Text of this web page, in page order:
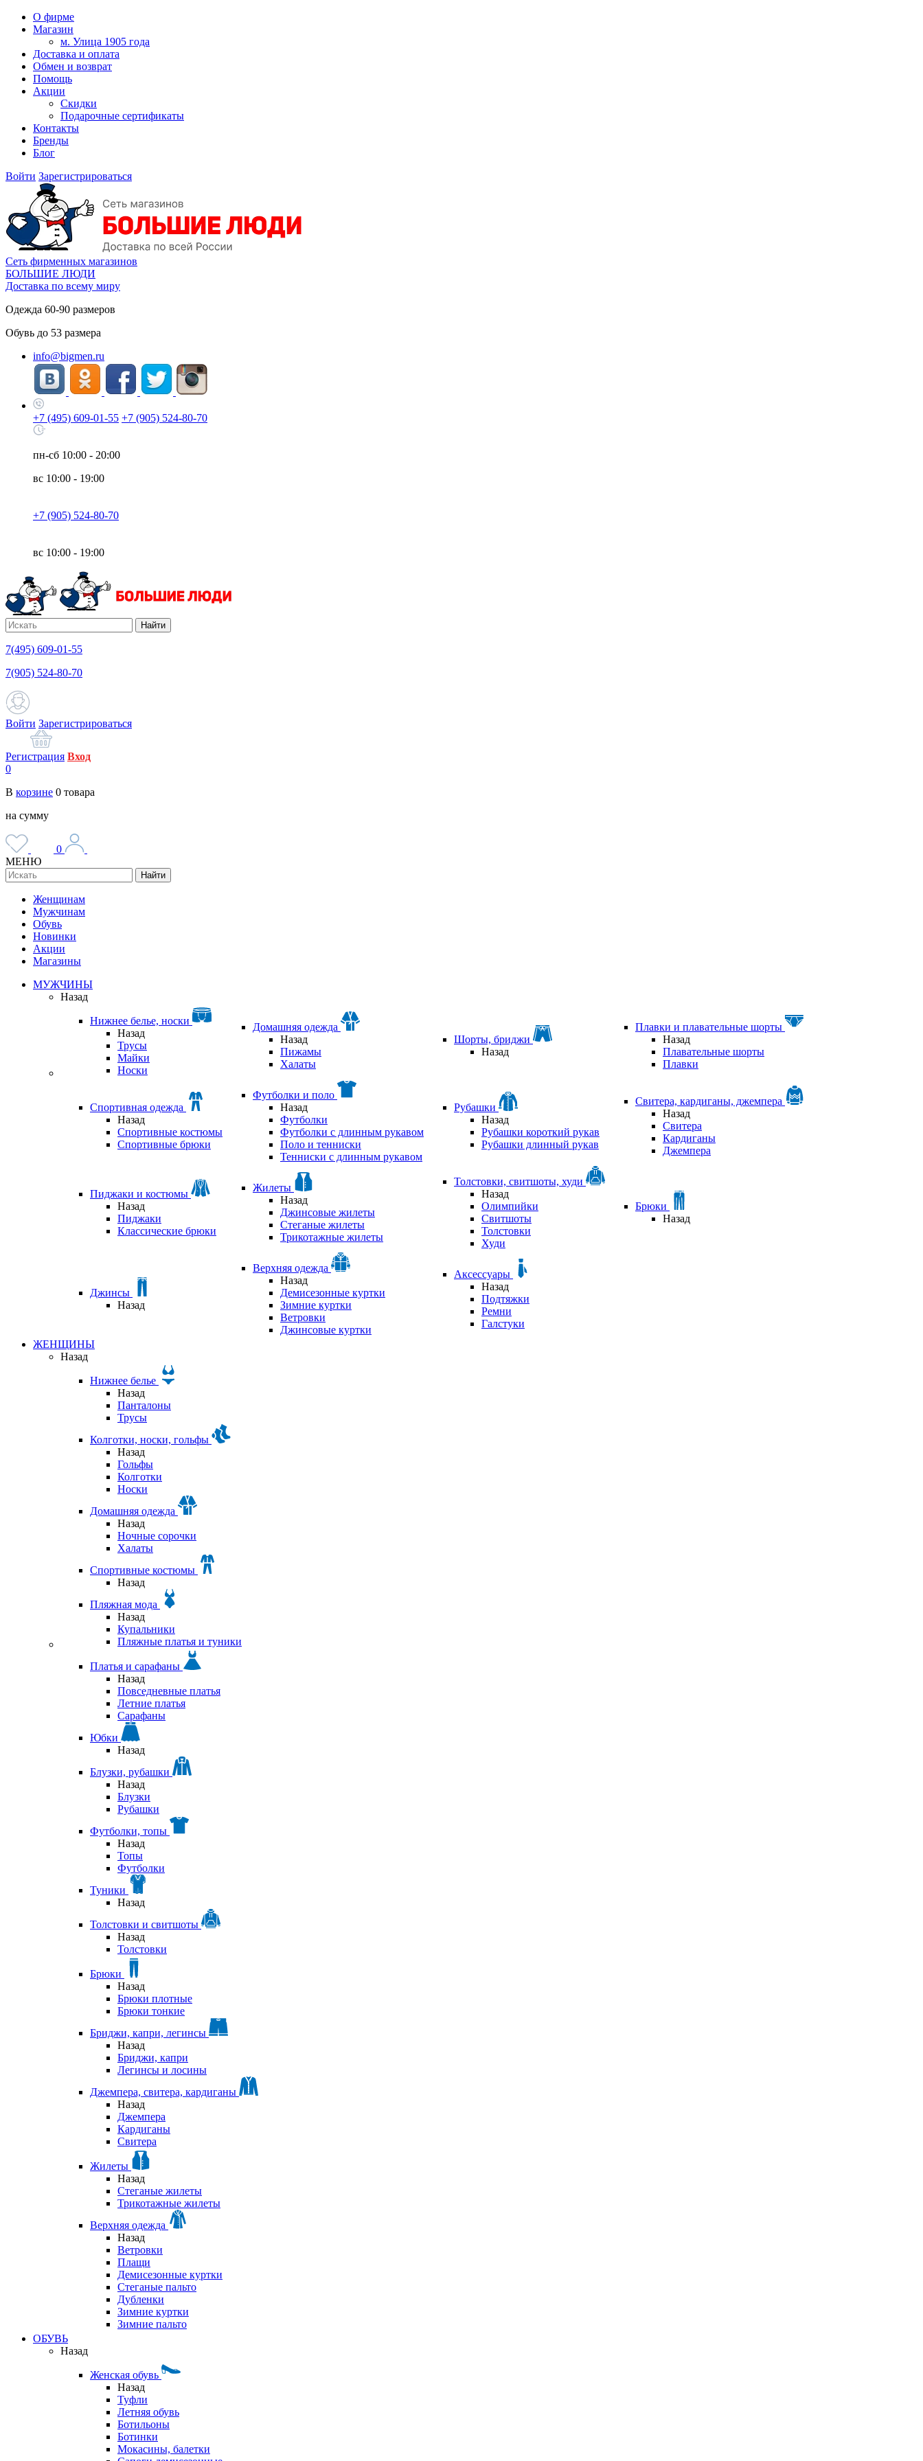
О фирме
Магазин
м. Улица 1905 года
Доставка и оплата
Обмен и возврат
Помощь
Акции
Скидки
Подарочные сертификаты
Контакты
Бренды
Блог
Войти Зарегистрироваться
Сеть фирменных магазинов
БОЛЬШИЕ ЛЮДИ
Доставка по всему миру
Одежда 60-90 размеров
Обувь до 53 размера
info@bigmen.ru
+7 (495) 609-01-55 +7 (905) 524-80-70
пн-сб 10:00 - 20:00
вс 10:00 - 19:00
+7 (905) 524-80-70
вс 10:00 - 19:00
Найти
7(495) 609-01-55
7(905) 524-80-70
Войти Зарегистрироваться
Регистрация Вход
0
В корзине 0 товара
на сумму
0
МЕНЮ
Найти
Женщинам
Мужчинам
Обувь
Новинки
Акции
Магазины
МУЖЧИНЫ
Назад
Нижнее белье, носки
Назад
Трусы
Майки
Носки
Домашняя одежда
Назад
Пижамы
Халаты
Шорты, бриджи
Назад
Плавки и плавательные шорты
Назад
Плавательные шорты
Плавки
Спортивная одежда
Назад
Спортивные костюмы
Спортивные брюки
Футболки и поло
Назад
Футболки
Футболки с длинным рукавом
Поло и тенниски
Тенниски с длинным рукавом
Рубашки
Назад
Рубашки короткий рукав
Рубашки длинный рукав
Свитера, кардиганы, джемпера
Назад
Свитера
Кардиганы
Джемпера
Пиджаки и костюмы
Назад
Пиджаки
Классические брюки
Жилеты
Назад
Джинсовые жилеты
Стеганые жилеты
Трикотажные жилеты
Толстовки, свитшоты, худи
Назад
Олимпийки
Свитшоты
Толстовки
Худи
Брюки
Назад
Джинсы
Назад
Верхняя одежда
Назад
Демисезонные куртки
Зимние куртки
Ветровки
Джинсовые куртки
Аксессуары
Назад
Подтяжки
Ремни
Галстуки
ЖЕНЩИНЫ
Назад
Нижнее белье
Назад
Панталоны
Трусы
Колготки, носки, гольфы
Назад
Гольфы
Колготки
Носки
Домашняя одежда
Назад
Ночные сорочки
Халаты
Спортивные костюмы
Назад
Пляжная мода
Назад
Купальники
Пляжные платья и туники
Платья и сарафаны
Назад
Повседневные платья
Летние платья
Сарафаны
Юбки
Назад
Блузки, рубашки
Назад
Блузки
Рубашки
Футболки, топы
Назад
Топы
Футболки
Туники
Назад
Толстовки и свитшоты
Назад
Толстовки
Брюки
Назад
Брюки плотные
Брюки тонкие
Бриджи, капри, легинсы
Назад
Бриджи, капри
Легинсы и лосины
Джемпера, свитера, кардиганы
Назад
Джемпера
Кардиганы
Свитера
Жилеты
Назад
Стеганые жилеты
Трикотажные жилеты
Верхняя одежда
Назад
Ветровки
Плащи
Демисезонные куртки
Стеганые пальто
Дубленки
Зимние куртки
Зимние пальто
ОБУВЬ
Назад
Женская обувь
Назад
Туфли
Летняя обувь
Ботильоны
Ботинки
Мокасины, балетки